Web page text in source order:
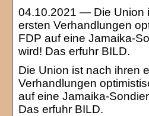
04.10.2021 — Die Union
ersten Verhandlungen
FDP auf eine Jamaika-
wird! Das erfuhr BILD.
Die Union ist nach ihren
Verhandlungen
auf eine Jamaika-
Das erfuhr BILD.